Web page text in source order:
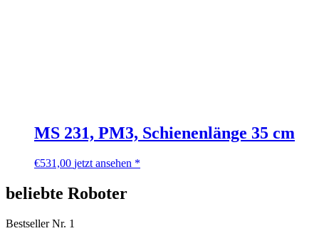
MS 231, PM3, Schienenlänge 35 cm
€531,00 jetzt ansehen *
beliebte Roboter
Bestseller Nr. 1